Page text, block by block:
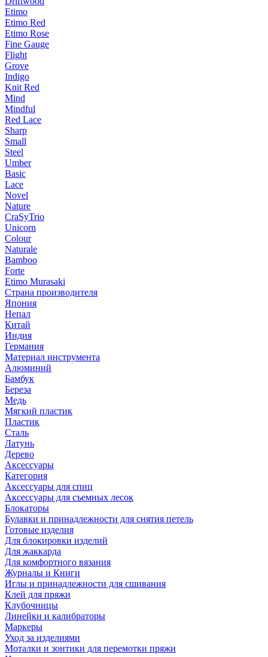
Etimo
Etimo Red
Etimo Rose
Fine Gauge
Flight
Grove
Indigo
Knit Red
Mind
Mindful
Red Lace
Sharp
Small
Steel
Umber
Basic
Lace
Novel
Nature
CraSyTrio
Unicorn
Colour
Naturale
Bamboo
Forte
Etimo Murasaki
Страна производителя
Япония
Непал
Китай
Индия
Германия
Материал инструмента
Алюминий
Бамбук
Береза
Медь
Мягкий пластик
Пластик
Сталь
Латунь
Дерево
Аксессуары
Категория
Аксессуары для спиц
Аксессуары для съемных лесок
Блокаторы
Булавки и принадлежности для снятия петель
Готовые изделия
Для блокировки изделий
Для жаккарда
Для комфортного вязания
Журналы и Книги
Иглы и принадлежности для сшивания
Клей для пряжи
Клубочницы
Линейки и калибраторы
Маркеры
Уход за изделиями
Моталки и зонтики для перемотки пряжи